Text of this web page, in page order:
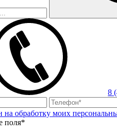
8
на обработку моих
поля*